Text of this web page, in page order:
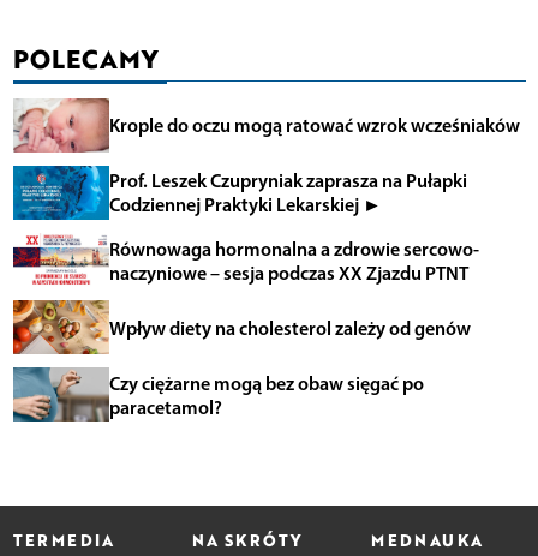
POLECAMY
Krople do oczu mogą ratować wzrok wcześniaków
Prof. Leszek Czupryniak zaprasza na Pułapki
Codziennej Praktyki Lekarskiej ►
Równowaga hormonalna a zdrowie sercowo-
naczyniowe – sesja podczas XX Zjazdu PTNT
Wpływ diety na cholesterol zależy od genów
Czy ciężarne mogą bez obaw sięgać po
paracetamol?
TERMEDIA NA SKRÓTY MEDNAUKA